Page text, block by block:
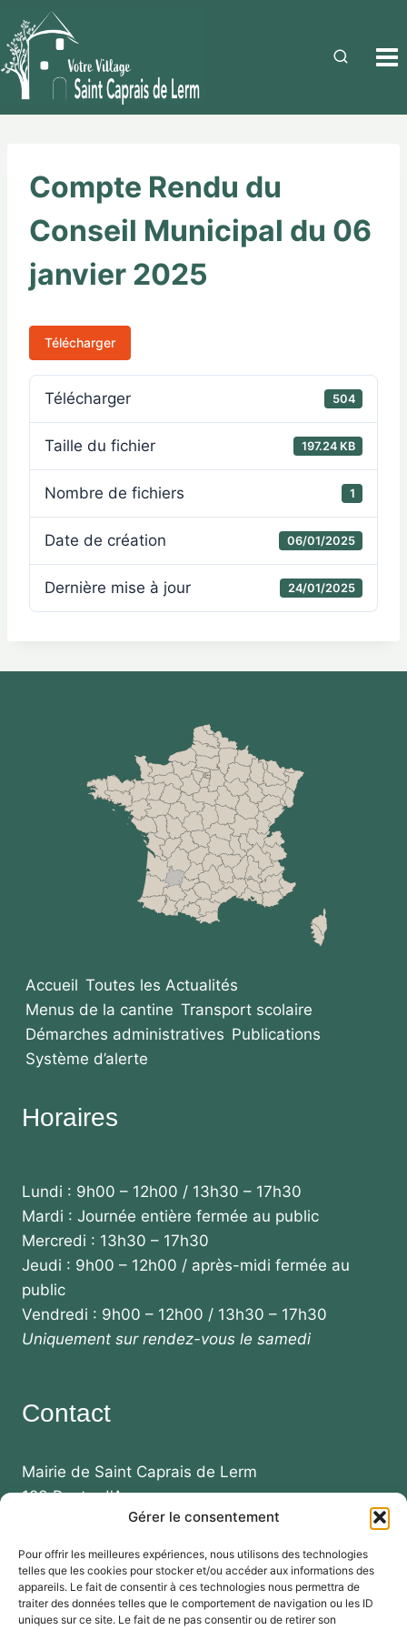
Gérer le consentement
Pour offrir les meilleures expériences, nous utilisons des technologies
telles que les cookies pour stocker et/ou accéder aux informations des
appareils. Le fait de consentir à ces technologies nous permettra de
traiter des données telles que le comportement de navigation ou les ID
uniques sur ce site. Le fait de ne pas consentir ou de retirer son
Compte Rendu du
Conseil Municipal du 06
janvier 2025
Télécharger
Télécharger 504
Taille du fichier 197.24 KB
Nombre de fichiers 1
Date de création 06/01/2025
Dernière mise à jour 24/01/2025
Accueil Toutes les Actualités
Menus de la cantine Transport scolaire
Démarches administratives Publications
Système d’alerte
Horaires
Lundi : 9h00 – 12h00 / 13h30 – 17h30
Mardi : Journée entière fermée au public
Mercredi : 13h30 – 17h30
Jeudi : 9h00 – 12h00 / après-midi fermée au
public
Vendredi : 9h00 – 12h00 / 13h30 – 17h30
Uniquement sur rendez-vous le samedi
Contact
Mairie de Saint Caprais de Lerm
123 Route d'Agen
47270 SAINT CAPRAIS DE LERM
Téléphone :
+33 (0)5 53 99 87 73
+33 (0)5 53 95 50 94